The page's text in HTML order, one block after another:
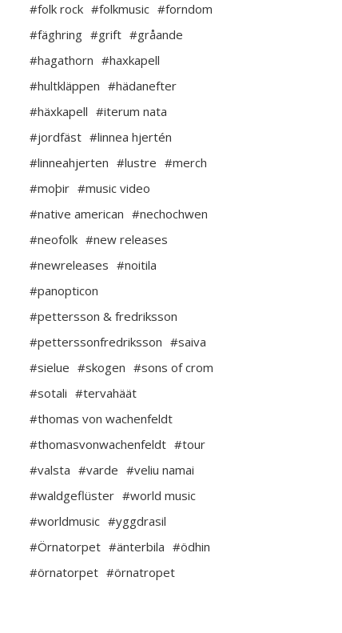
#folk rock #folkmusic #forndom
#fäghring #grift #gråande
#hagathorn #haxkapell
#hultkläppen #hädanefter
#häxkapell #iterum nata
#jordfäst #linnea hjertén
#linneahjerten #lustre #merch
#moþir #music video
#native american #nechochwen
#neofolk #new releases
#newreleases #noitila
#panopticon
#pettersson & fredriksson
#petterssonfredriksson #saiva
#sielue #skogen #sons of crom
#sotali #tervahäät
#thomas von wachenfeldt
#thomasvonwachenfeldt #tour
#valsta #varde #veliu namai
#waldgeflüster #world music
#worldmusic #yggdrasil
#Örnatorpet #änterbila #ödhin
#örnatorpet #örnatropet